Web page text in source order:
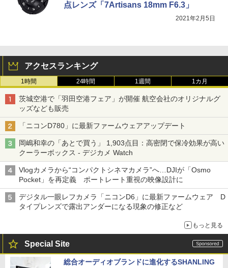
点レンズ「7Artisans 18mm F6.3」
2021年2月5日
アクセスランキング
1時間 24時間 1週間 1カ月
茨城空港で「羽田空港フェア」が開催 航空会社のオリジナルグ
ッズなども販売
「ニコンD780」に最新ファームウェアアップデート
岡嶋和幸の「あとで買う」 1,903点目：高密閉で保冷効果が高い
クーラーボックス - デジカメ Watch
Vlogカメラから“コンパクトシネマカメラ”へ…DJIが「Osmo
Pocket」を再定義 ポートレート重視の映像設計に
デジタル一眼レフカメラ「ニコンD6」に最新ファームウェア D
タイプレンズで露出アンダーになる現象の修正など
もっと見る
Special Site
総合オーディオブランドに進化するSHANLING